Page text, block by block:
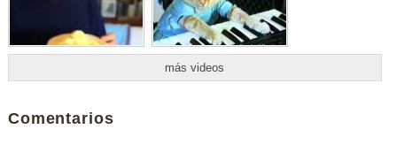
más videos
Comentarios